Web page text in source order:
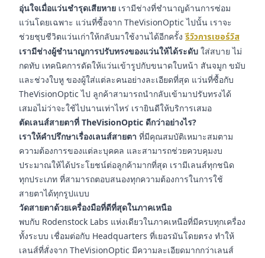
อุ่นใจเมื่อแว่นชำรุดเสียหาย เรามีช่างที่ชำนาญด้านการซ่อม
แว่นโดยเฉพาะ แว่นที่ซื้อจาก TheVisionOptic ไปนั้น เราจะ
ช่วยชุบชีวิตแว่นเก่าให้กลับมาใช้งานได้อีกครั้งรีวิวการเซอร์วิส
เรามีช่างผู้ชำนาญการปรับทรงของแว่นให้ได้ระดับ ใส่สบาย ไม่
กดทับ เทคนิคการดัดให้แว่นเข้ารูปกับขนาดใบหน้า สันจมูก ขมับ
และช่วงใบหู ของผู้ใส่แต่ละคนอย่างละเอียดที่สุด แว่นที่ซื้อกับ
TheVisionOptic ไป ลูกค้าสามารถนำกลับเข้ามาปรับทรงได้
เสมอไม่ว่าจะใช้ไปนานเท่าไหร่ เรายินดีให้บริการเสมอ
ตัดเลนส์สายตาที่ TheVisionOptic ดีกว่าอย่างไร?
เราให้คำปรึกษาเรื่องเลนส์สายตา ที่มีคุณสมบัติเหมาะสมตาม
ความต้องการของแต่ละบุคคล และสามารถช่วยควบคุมงบ
ประมาณให้ได้ประโยชน์ต่อลูกค้ามากที่สุด เรามีเลนส์ทุกชนิด
ทุกประเภท ที่สามารถตอบสนองทุกความต้องการในการใช้
สายตาได้ทุกรูปแบบ
วัดสายตาด้วยเครื่องมือที่ดีที่สุดในภาคเหนือ
พบกับ Rodenstock Labs แห่งเดียวในภาคเหนือที่มีครบทุกเครื่อง
ทั้งระบบ เชื่อมต่อกับ Headquarters ที่เยอรมันโดยตรง ทำให้
เลนส์ที่สั่งจาก TheVisionOptic มีความละเอียดมากกว่าเลนส์